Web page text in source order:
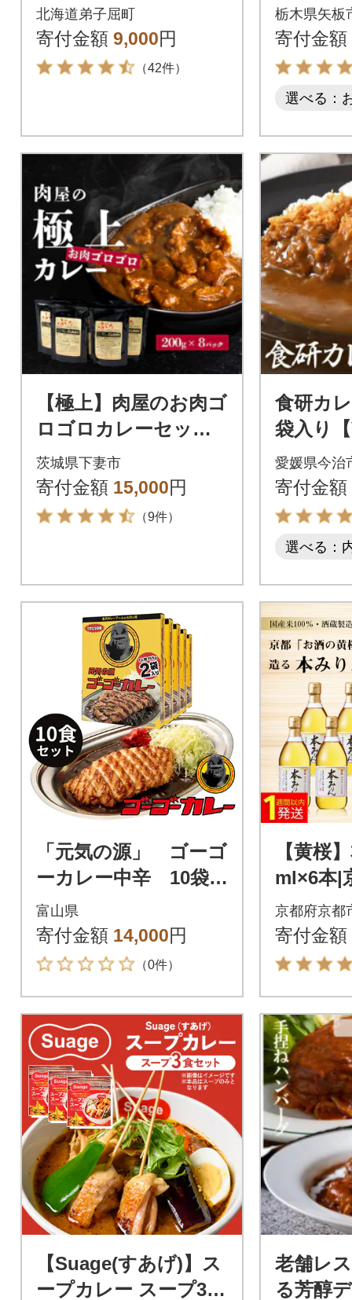
ープカレー300g×4個
3739
北海道弟子屈町
寄付金額 9,000円
（42件）
個セッ
栃木県矢板
寄付金額
選べる：
【極上】肉屋のお肉ゴ
ロゴロカレーセット
(中辛8パック)
茨城県下妻市
寄付金額 15,000円
（9件）
食研カ
袋入り
10】
愛媛県今治
寄付金額
選べる：
「元気の源」 ゴーゴ
ーカレー中辛 10袋
レトルト くせにな
る味
富山県
寄付金額 14,000円
（0件）
【黄桜
ml×6本|
調味料
京都府京都
寄付金額
【Suage(すあげ)】ス
ープカレー スープ3食
老舗レ
る芳醇